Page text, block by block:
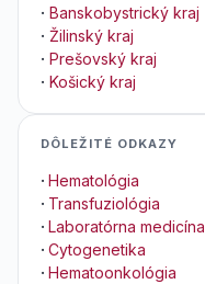
· Banskobystrický kraj
· Žilinský kraj
· Prešovský kraj
· Košický kraj
DÔLEŽITÉ ODKAZY
· Hematológia
· Transfuziológia
· Laboratórna medicína
· Cytogenetika
· Hematoonkológia